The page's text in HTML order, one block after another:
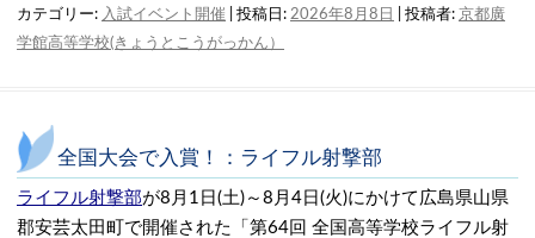
カテゴリー: 入試イベント開催 | 投稿日: 2026年8月8日 投稿者: 京都廣
学館高等学校(きょうとこうがっかん）
全国大会で入賞！：ライフル射撃部
ライフル射撃部が8月1日(土)～8月4日(火)にかけて広島県山県
郡安芸太田町で開催された「第64回 全国高等学校ライフル射